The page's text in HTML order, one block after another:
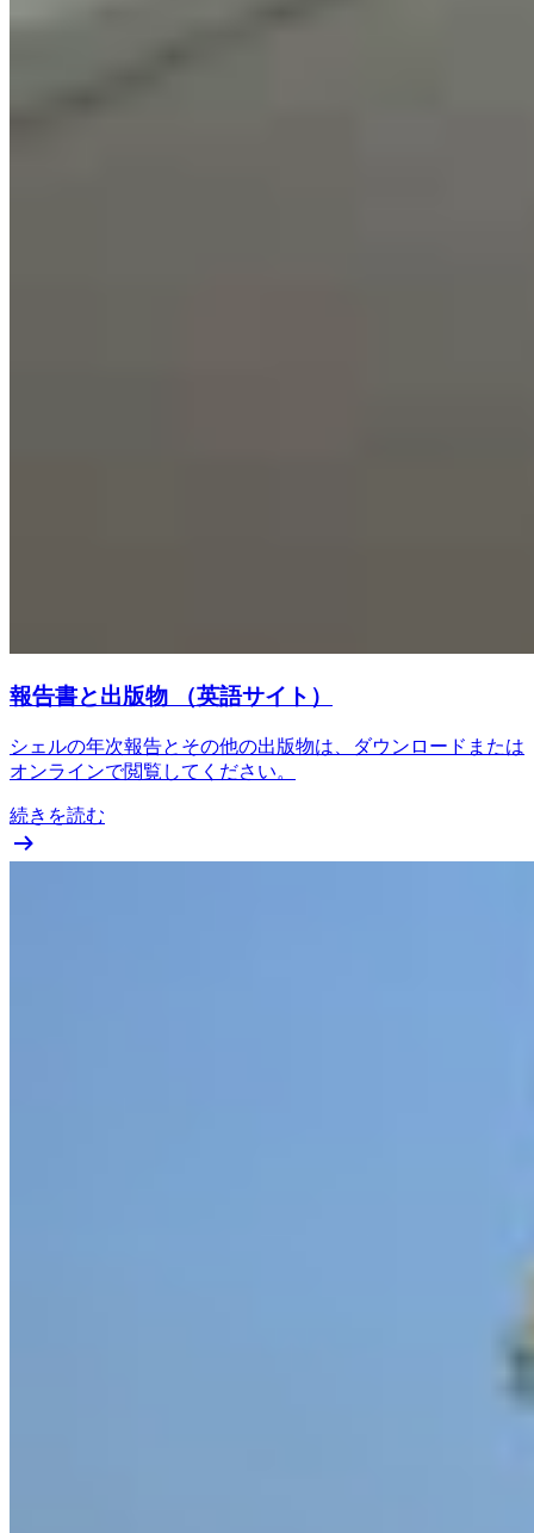
報告書と出版物 （英語サイト）
シェルの年次報告とその他の出版物は、ダウンロードまたは
オンラインで閲覧してください。
続きを読む